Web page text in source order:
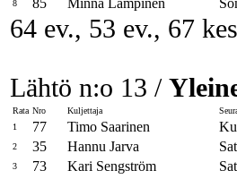
8
85 Minna Lampinen
64 ev., 53 ev., 67
Lähtö n:o 13 /
Rata Nro Kuljettaja
1
77 Timo Saarinen
2 35 Hannu Jarva
3 73 Kari Sengström